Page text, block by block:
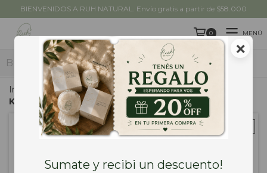
BIENVENIDOS A RUH NATURAL. Envío gratis a partir de $58.000
0 MENÚ
PRODUCTOS
Inicio Shampoo y Acondicionador / Pelo Graso /
Kit Capilar Pelo Graso
×
Sumate y recibi un descuento!